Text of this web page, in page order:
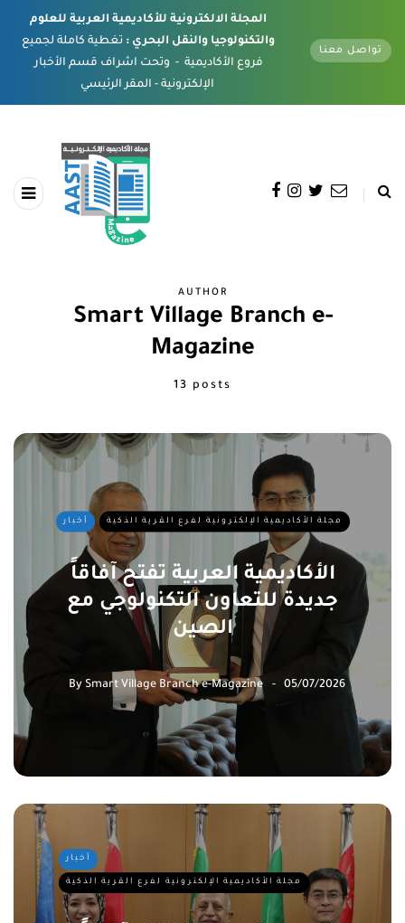
المجلة الالكترونية للأكاديمية العربية للعلوم
والتكنولوجيا والنقل البحري : تغطية كاملة لجميع
فروع الأكاديمية - وتحت اشراف قسم الأخبار
تواصل معنا
AUTHOR
Smart Village Branch e-
Magazine
13 posts
أخبار مجلة الأكاديمية الإلكترونية لفرع القرية الذكية
الأكاديمية العربية تفتح آفاقاً
جديدة للتعاون التكنولوجي مع
الصين
By Smart Village Branch e-Magazine 05/07/2026
أخبار
مجلة الأكاديمية الإلكترونية لفرع القرية الذكية